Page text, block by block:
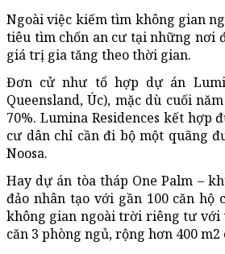
Ngoài việc kiếm tìm không gian
tiêu tìm chốn an cư tại những nơi
giá trị gia tăng theo thời gian.
Đơn cử như tổ hợp dự án
Queensland, Úc), mặc dù cuối
70%. Lumina Residences kết
cư dân chỉ cần đi bộ một quãng
Noosa.
Hay dự án tòa tháp One Palm –
đảo nhân tạo với gần 100 căn hộ
không gian ngoài trời riêng tư với
căn 3 phòng ngủ, rộng hơn 400